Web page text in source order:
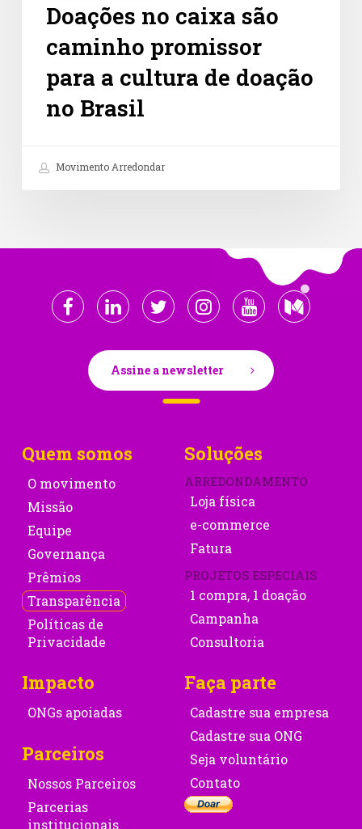
Doações no caixa são
caminho promissor
para a cultura de doação
no Brasil
Movimento Arredondar
Assine a newsletter
Quem somos
O movimento
Missão
Equipe
Governança
Prêmios
Transparência
Políticas de
Privacidade
Soluções
ARREDONDAMENTO
Loja física
e-commerce
Fatura
PROJETOS ESPECIAIS
1 compra, 1 doação
Campanha
Consultoria
Impacto
ONGs apoiadas
Parceiros
Nossos Parceiros
Parcerias
institucionais
Faça parte
Cadastre sua empresa
Cadastre sua ONG
Seja voluntário
Contato